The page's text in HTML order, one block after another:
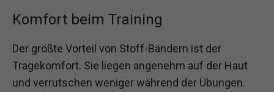
Komfort beim Training
Der größte Vorteil von Stoff-Bändern ist der
Tragekomfort. Sie liegen angenehm auf der Haut
und verrutschen weniger während der Übungen.